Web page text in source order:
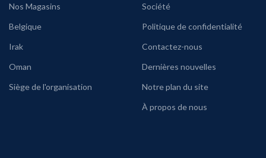
Nos Magasins
Belgique
Irak
Oman
Siège de l'organisation
Société
Politique de confidentialité
Contactez-nous
Dernières nouvelles
Notre plan du site
À propos de nous